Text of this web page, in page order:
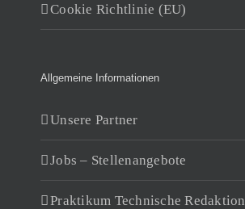
Cookie Richtlinie (EU)
Allgemeine Informationen
Unsere Partner
Jobs – Stellenangebote
Praktikum Technische Redaktion